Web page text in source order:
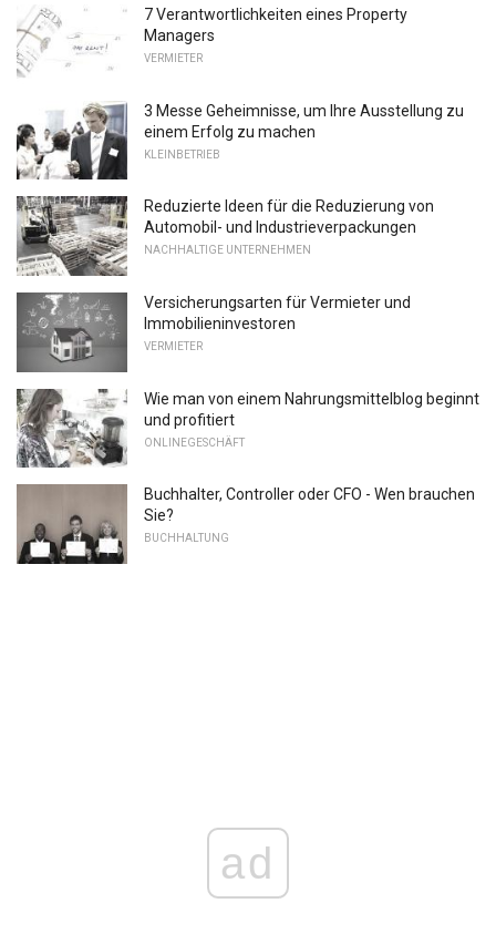
7 Verantwortlichkeiten eines Property
Managers
VERMIETER
3 Messe Geheimnisse, um Ihre Ausstellung zu
einem Erfolg zu machen
KLEINBETRIEB
Reduzierte Ideen für die Reduzierung von
Automobil- und Industrieverpackungen
NACHHALTIGE UNTERNEHMEN
Versicherungsarten für Vermieter und
Immobilieninvestoren
VERMIETER
Wie man von einem Nahrungsmittelblog beginnt
und profitiert
ONLINEGESCHÄFT
Buchhalter, Controller oder CFO - Wen brauchen
Sie?
BUCHHALTUNG
ad